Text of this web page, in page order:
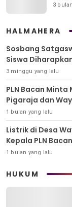
3
HALMAHERA
Sosbang
Siswa
3 minggu yang lalu
PLN Bacan
Pigaraja dan
1 bulan yang lalu
Listrik di Desa
Kepala PLN
1 bulan yang lalu
HUKUM